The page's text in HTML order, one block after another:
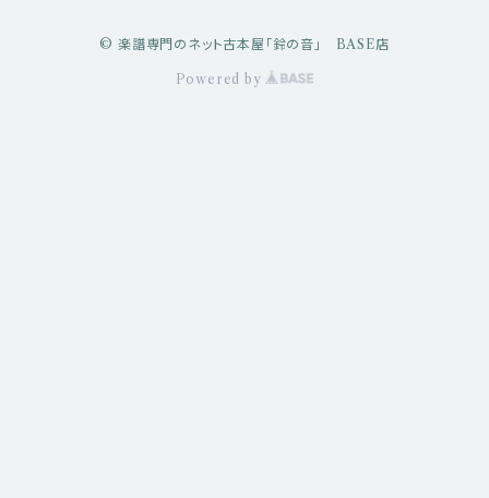
© 楽譜専門のネット古本屋「鈴の音」 BASE店
Powered by